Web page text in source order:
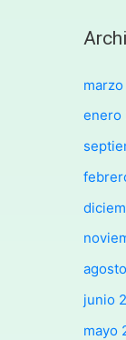
enero
junio
mayo